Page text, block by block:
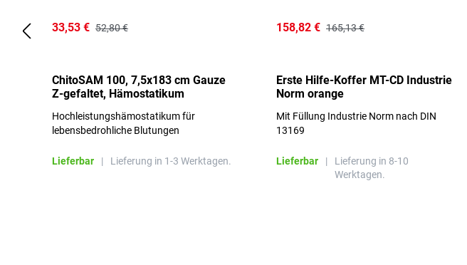
33,53 € 52,80 €
ChitoSAM 100, 7,5x183 cm Gauze
Z-gefaltet, Hämostatikum
Hochleistungshämostatikum für
lebensbedrohliche Blutungen
Lieferbar | Lieferung in 1-3 Werktagen.
158,82 € 165,13 €
Erste Hilfe-Koffer MT-CD Industrie
Norm orange
Mit Füllung Industrie Norm nach DIN
13169
Lieferbar |
Lieferung in 8-10
Werktagen.